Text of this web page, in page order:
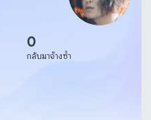
0
กลับมาจ้างซ้ำ